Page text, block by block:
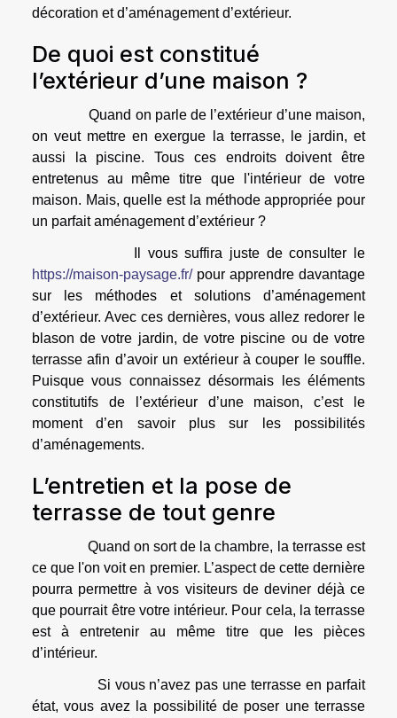
décoration et d’aménagement d’extérieur.
De quoi est constitué
l’extérieur d’une maison ?
Quand on parle de l’extérieur d’une maison,
on veut mettre en exergue la terrasse, le jardin, et
aussi la piscine. Tous ces endroits doivent être
entretenus au même titre que l'intérieur de votre
maison. Mais, quelle est la méthode appropriée pour
un parfait aménagement d’extérieur ?
Il vous suffira juste de consulter le
https://maison-paysage.fr/pour apprendre davantage
sur les méthodes et solutions d’aménagement
d’extérieur. Avec ces dernières, vous allez redorer le
blason de votre jardin, de votre piscine ou de votre
terrasse afin d’avoir un extérieur à couper le souffle.
Puisque vous connaissez désormais les éléments
constitutifs de l’extérieur d’une maison, c’est le
moment d’en savoir plus sur les possibilités
d’aménagements.
L’entretien et la pose de
terrasse de tout genre
Quand on sort de la chambre, la terrasse est
ce que l'on voit en premier. L’aspect de cette dernière
pourra permettre à vos visiteurs de deviner déjà ce
que pourrait être votre intérieur. Pour cela, la terrasse
est à entretenir au même titre que les pièces
d’intérieur.
Si vous n’avez pas une terrasse en parfait
état, vous avez la possibilité de poser une terrasse